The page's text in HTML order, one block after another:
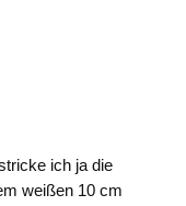
ich ja die
weißen 10 cm